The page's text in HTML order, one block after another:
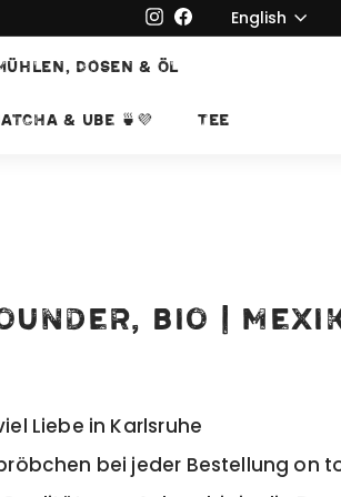
Instagram
Facebook
Language
English
DOSEN & ÖL
& Ube 🍵💜 TEE
bio |
Liebe in Karlsruhe
bei jeder Bestellung on